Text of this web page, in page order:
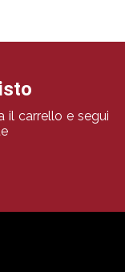
il carrello e segui